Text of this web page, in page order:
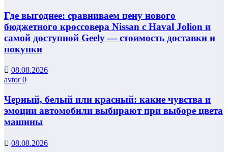
Где выгоднее: сравниваем цену нового
бюджетного кроссовера Nissan с Haval Jolion и
самой доступной Geely — стоимость доставки и
покупки
08.08.2026
avtor0
Черный, белый или красный: какие чувства и
эмоции автомобили выбирают при выборе цвета
машины
08.08.2026